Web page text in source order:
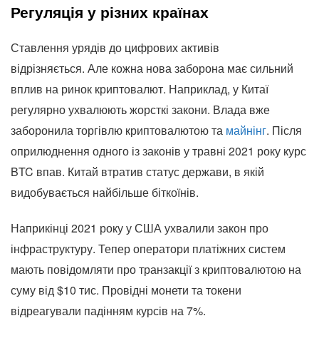
Регуляція у різних країнах
Ставлення урядів до цифрових активів
відрізняється. Але кожна нова заборона має сильний
вплив на ринок криптовалют. Наприклад, у Китаї
регулярно ухвалюють жорсткі закони. Влада вже
заборонила торгівлю криптовалютою та майнінг. Після
оприлюднення одного із законів у травні 2021 року курс
BTC впав. Китай втратив статус держави, в якій
видобувається найбільше біткоїнів.
Наприкінці 2021 року у США ухвалили закон про
інфраструктуру. Тепер оператори платіжних систем
мають повідомляти про транзакції з криптовалютою на
суму від $10 тис. Провідні монети та токени
відреагували падінням курсів на 7%.